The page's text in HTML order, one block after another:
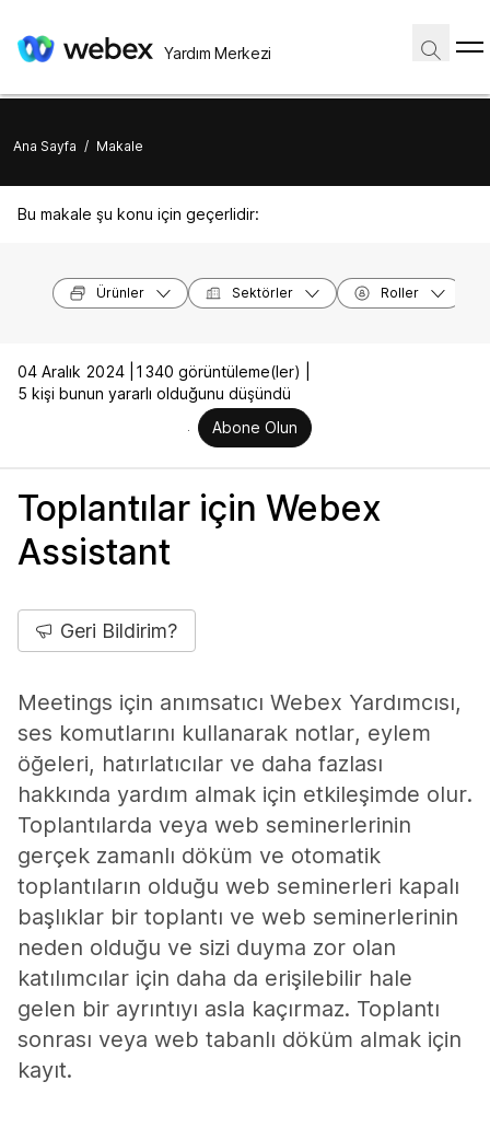
Yardım Merkezi
Ana Sayfa / Makale
Bu makale şu konu için geçerlidir:
Ürünler Sektörler Roller
04 Aralık 2024 |
1340 görüntüleme(ler) |
5 kişi bunun yararlı olduğunu düşündü
Abone Olun
Toplantılar için Webex
Assistant
Geri Bildirim?
Meetings için anımsatıcı Webex Yardımcısı,
ses komutlarını kullanarak notlar, eylem
öğeleri, hatırlatıcılar ve daha fazlası
hakkında yardım almak için etkileşimde olur.
Toplantılarda veya web seminerlerinin
gerçek zamanlı döküm ve otomatik
toplantıların olduğu web seminerleri kapalı
başlıklar bir toplantı ve web seminerlerinin
neden olduğu ve sizi duyma zor olan
katılımcılar için daha da erişilebilir hale
gelen bir ayrıntıyı asla kaçırmaz. Toplantı
sonrası veya web tabanlı döküm almak için
kayıt.